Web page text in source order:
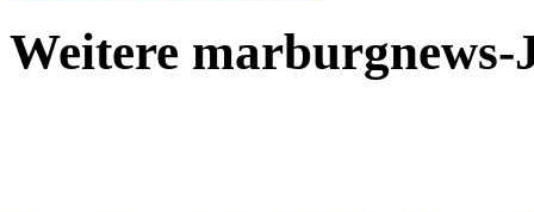
Weitere marburgnews-